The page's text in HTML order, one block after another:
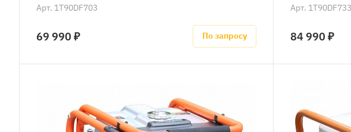
Арт. 1T90DF703
69 990 ₽ По запросу
Арт. 1T90DF733
84 990 ₽